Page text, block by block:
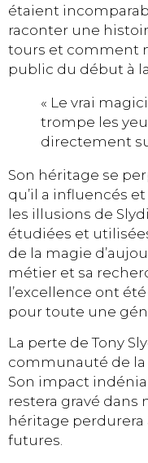
étaient
raconter une
tours et comment
public du début à la
« Le vrai
trompe les
directement
Son héritage se
qu’il a influencés
les illusions de
étudiées et
de la magie
métier et sa
l’excellence ont
pour toute une
La perte de Tony
communauté de
Son impact
restera gravé dans
héritage perdurera
futures.